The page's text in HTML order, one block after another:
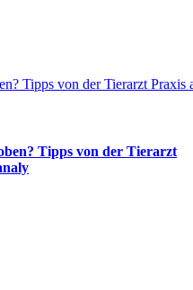
Tipps von der Tierarzt Praxis
Tipps von der Tierarzt